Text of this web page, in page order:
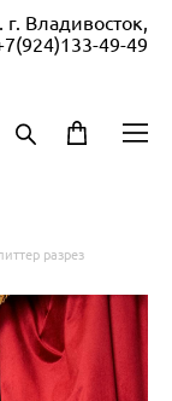
Владивосток,
49-49
разрез